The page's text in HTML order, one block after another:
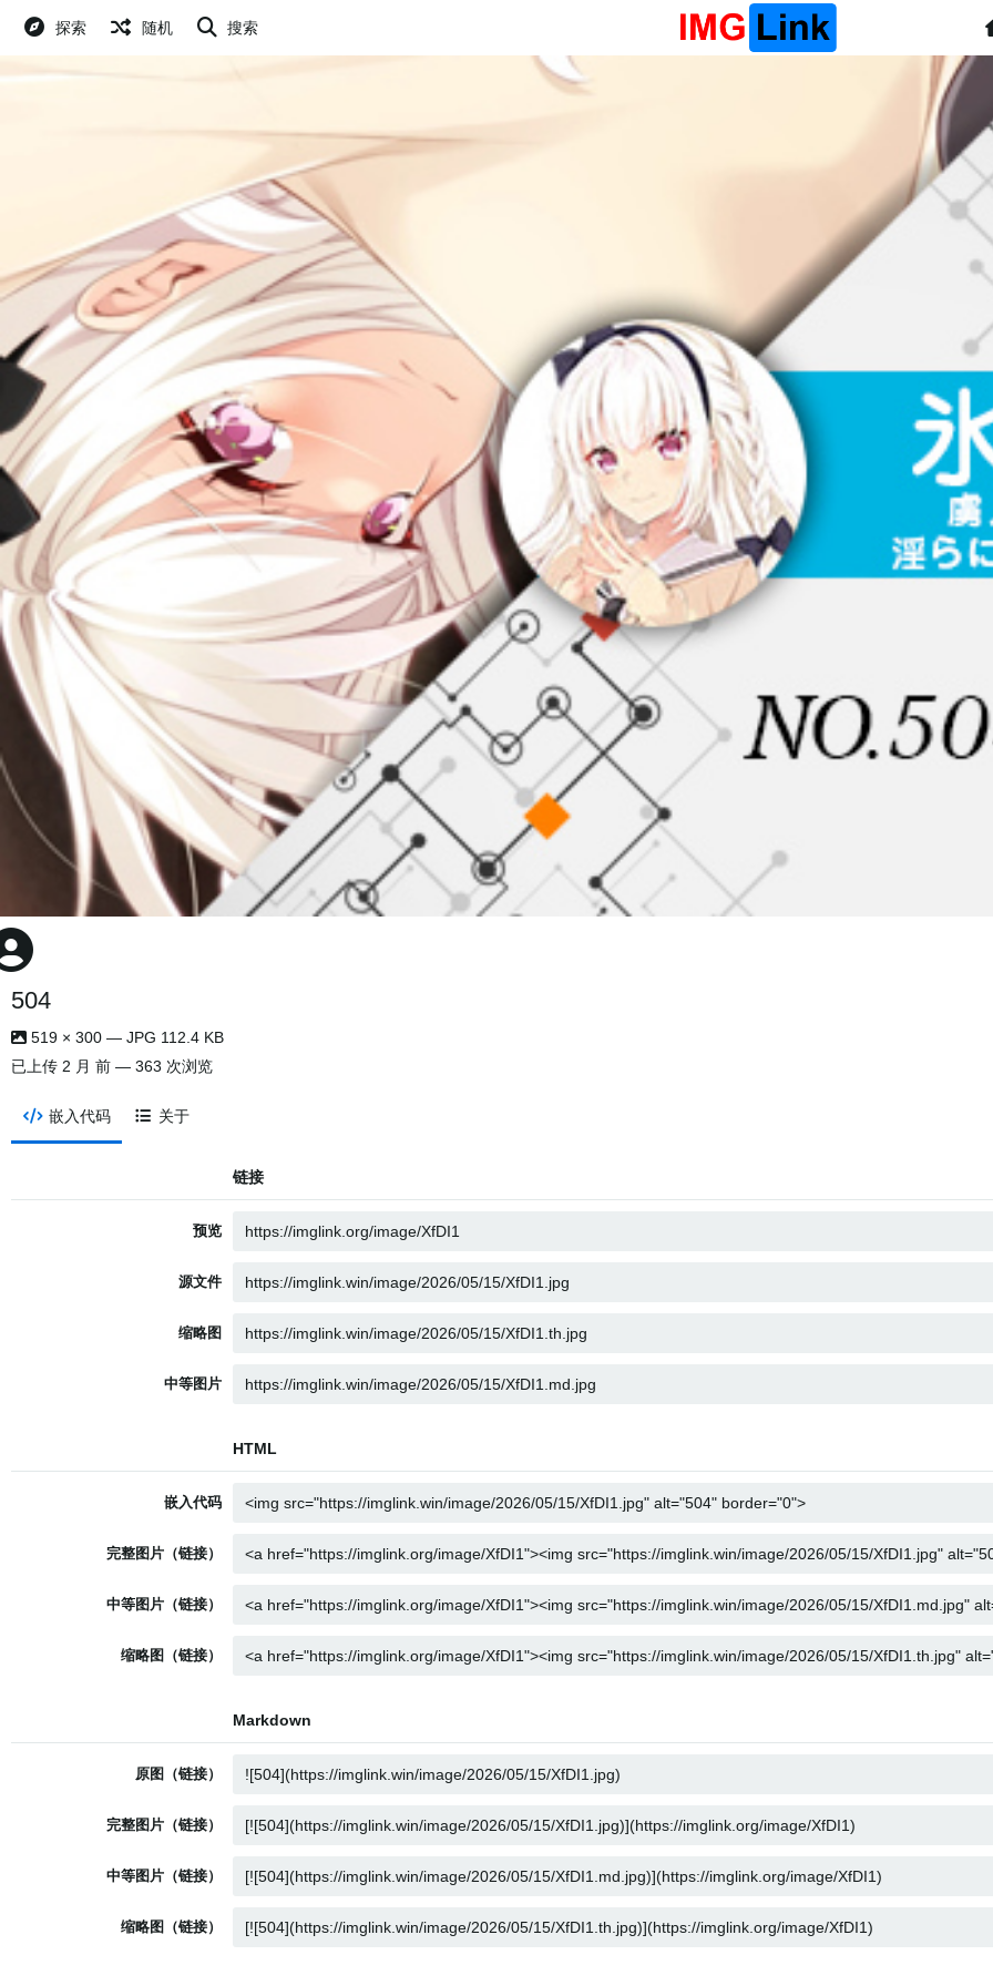
探索 随机 搜索
504
519 × 300 — JPG 112.4 KB
已上传 2 月 前 — 363 次浏览
嵌入代码 关于
链接
预览
源文件
缩略图
中等图片
HTML
嵌入代码
完整图片（链接）
中等图片（链接）
缩略图（链接）
Markdown
原图（链接）
完整图片（链接）
中等图片（链接）
缩略图（链接）